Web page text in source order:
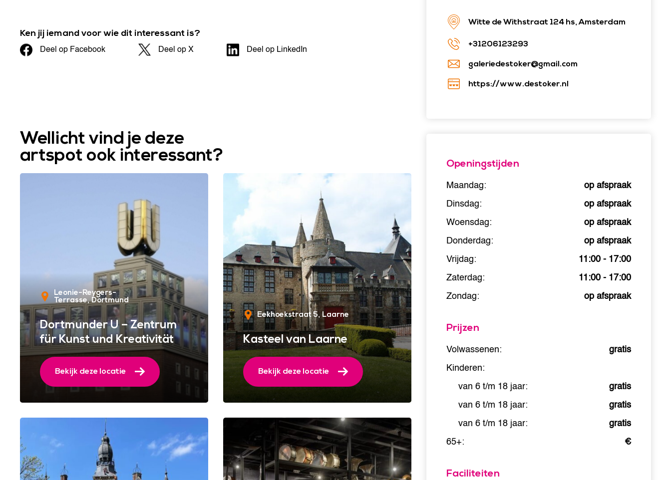
Ken jij iemand voor wie dit interessant is?
Deel op Facebook Deel op X Deel op LinkedIn
Wellicht vind je deze
artspot ook interessant?
Leonie-Reygers-
Terrasse Dortmund
Dortmunder U – Zentrum
für Kunst und Kreativität
Bekijk deze locatie
Eekhoekstraat 5 Laarne
Kasteel van Laarne
Bekijk deze locatie
Witte de Withstraat 124 hs, Amsterdam
+31206123293
galeriedestoker@gmail.com
https://www.destoker.nl
Openingstijden
Maandag:
op afspraak
Dinsdag:
op afspraak
Woensdag:
op afspraak
Donderdag:
op afspraak
Vrijdag:
11:00 - 17:00
Zaterdag:
11:00 - 17:00
Zondag:
op afspraak
Prijzen
Volwassenen:
gratis
Kinderen:
van 6 t/m 18 jaar:
gratis
van 6 t/m 18 jaar:
gratis
van 6 t/m 18 jaar:
gratis
65+:
€
Faciliteiten